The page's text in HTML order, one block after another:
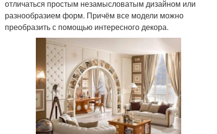
отличаться простым незамысловатым дизайном или
разнообразием форм. Причём все модели можно
преобразить с помощью интересного декора.